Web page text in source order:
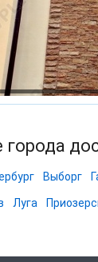
города
Выборг
Луга